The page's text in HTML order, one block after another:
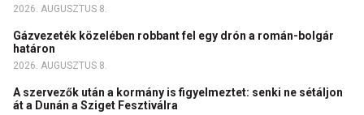
2026. AUGUSZTUS 8.
Gázvezeték közelében robbant fel egy drón a román-bolgár
határon
2026. AUGUSZTUS 8.
A szervezők után a kormány is figyelmeztet: senki ne sétáljon
át a Dunán a Sziget Fesztiválra